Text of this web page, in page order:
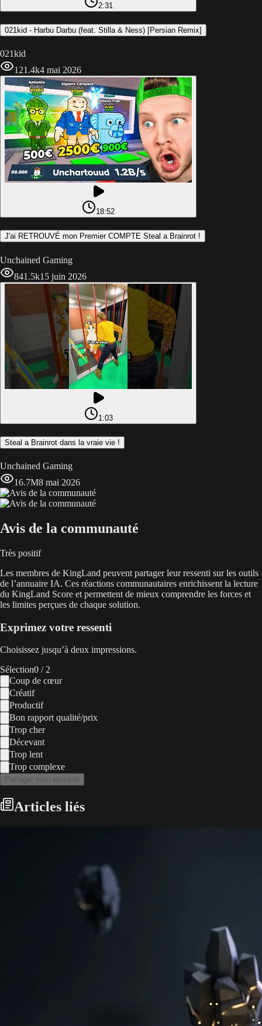
2:31
021kid - Harbu Darbu (feat. Stilla & Ness) [Persian Remix]
021kid
121.4k4 mai 2026
18:52
J'ai RETROUVÉ mon Premier COMPTE Steal a Brainrot !
Unchained Gaming
841.5k15 juin 2026
1:03
Steal a Brainrot dans la vraie vie !
Unchained Gaming
16.7M8 mai 2026
Avis de la communauté
Très positif
Les membres de KingLand peuvent partager leur ressenti sur les outils
de l’annuaire IA. Ces réactions communautaires enrichissent la lecture
du KingLand Score et permettent de mieux comprendre les forces et
les limites perçues de chaque solution.
Exprimez votre ressenti
Choisissez jusqu’à deux impressions.
Sélection0 / 2
Coup de cœur
Créatif
Productif
Bon rapport qualité/prix
Trop cher
Décevant
Trop lent
Trop complexe
Partager mon ressenti
Articles liés